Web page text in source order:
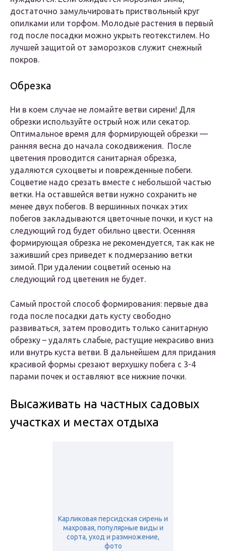
достаточно замульчировать приствольный круг
опилками или торфом. Молодые растения в первый
год после посадки можно укрыть геотекстилем. Но
лучшей защитой от заморозков служит снежный
покров.
Обрезка
Ни в коем случае не ломайте ветви сирени! Для
обрезки используйте острый нож или секатор.
Оптимальное время для формирующей обрезки —
ранняя весна до начала сокодвижения. После
цветения проводится санитарная обрезка,
удаляются сухоцветы и поврежденные побеги.
Соцветие надо срезать вместе с небольшой частью
ветки. На оставшейся ветви нужно сохранить не
менее двух побегов. В вершинных почках этих
побегов закладываются цветочные почки, и куст на
следующий год будет обильно цвести. Осенняя
формирующая обрезка не рекомендуется, так как не
заживший срез приведет к подмерзанию ветки
зимой. При удалении соцветий осенью на
следующий год цветения не будет.
Самый простой способ формирования: первые два
года после посадки дать кусту свободно
развиваться, затем проводить только санитарную
обрезку – удалять слабые, растущие некрасиво вниз
или внутрь куста ветви. В дальнейшем для придания
красивой формы срезают верхушку побега с 3-4
парами почек и оставляют все нижние почки.
Высаживать на частных садовых
участках и местах отдыха
Карликовая персидская сирень и
махровая, популярные виды и
сорта, уход и размножение,
фото